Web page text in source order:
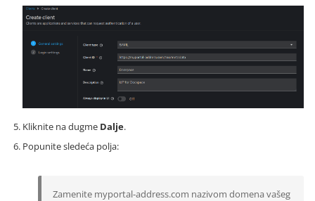
Kliknite na dugme Dalje.
Popunite sledeća polja:
Zamenite myportal-address.com nazivom domena vašeg